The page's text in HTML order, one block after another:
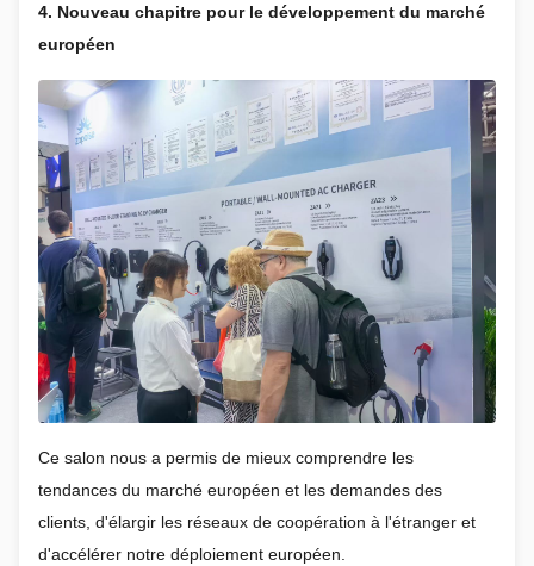
4. Nouveau chapitre pour le développement du marché
européen
Ce salon nous a permis de mieux comprendre les
tendances du marché européen et les demandes des
clients, d'élargir les réseaux de coopération à l'étranger et
d'accélérer notre déploiement européen.